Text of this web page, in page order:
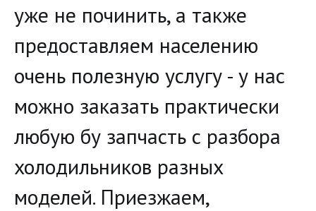
уже не починить, а также
предоставляем населению
очень полезную услугу - у нас
можно заказать практически
любую бу запчасть с разбора
холодильников разных
моделей. Приезжаем,